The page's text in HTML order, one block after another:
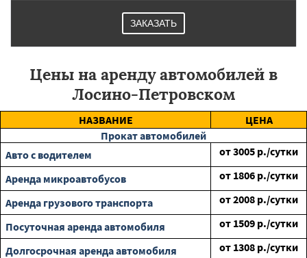
ЗАКАЗАТЬ
Цены на аренду автомобилей в
Лосино-Петровском
НАЗВАНИЕ
ЦЕНА
Прокат автомобилей
Авто с водителем
от3005 р./сутки
Аренда микроавтобусов
от 1806 р./сутки
Аренда грузового транспорта
от2008 р./сутки
Посуточная аренда автомобиля
от 1509 р./сутки
Долгосрочная аренда автомобиля
от 1308 р./сутки